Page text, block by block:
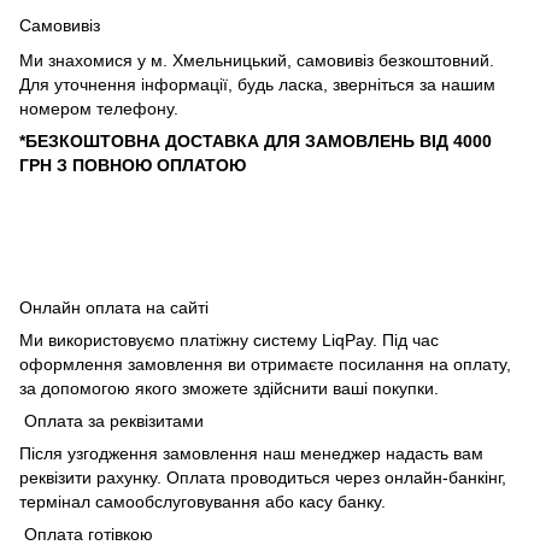
Самовивіз
Ми знахомися у м. Хмельницький, самовивіз безкоштовний.
Для уточнення інформації, будь ласка, зверніться за нашим
номером телефону.
*БЕЗКОШТОВНА ДОСТАВКА ДЛЯ ЗАМОВЛЕНЬ ВІД 4000
ГРН З ПОВНОЮ ОПЛАТОЮ
Онлайн оплата на сайті
Ми використовуємо платіжну систему LiqPay. Під час
оформлення замовлення ви отримаєте посилання на оплату,
за допомогою якого зможете здійснити ваші покупки.
Оплата за реквізитами
Після узгодження замовлення наш менеджер надасть вам
реквізити рахунку. Оплата проводиться через онлайн-банкінг,
термінал самообслуговування або касу банку.
Оплата готівкою